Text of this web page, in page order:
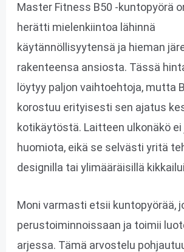
Master Fitness B50 -kuntopyörä
herätti mielenkiintoa lähinnä
käytännöllisyytensä ja hieman
rakenteensa ansiosta. Tässä
löytyy paljon vaihtoehtoja, mutta
korostuu erityisesti sen ajatus
kotikäytöstä. Laitteen ulkonäkö ei
huomiota, eikä se selvästi yritä
designilla tai ylimääräisillä
Moni varmasti etsii kuntopyörää,
perustoiminnoissaan ja toimii
arjessa. Tämä arvostelu